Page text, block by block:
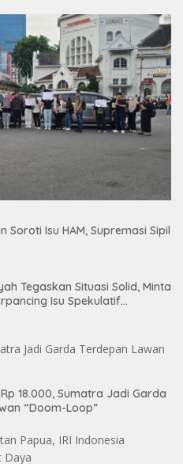
Soroti Isu HAM, Supremasi Sipil
Tegaskan Situasi Solid, Minta
Isu Spekulatif
18.000, Sumatra Jadi Garda
“Doom-Loop”